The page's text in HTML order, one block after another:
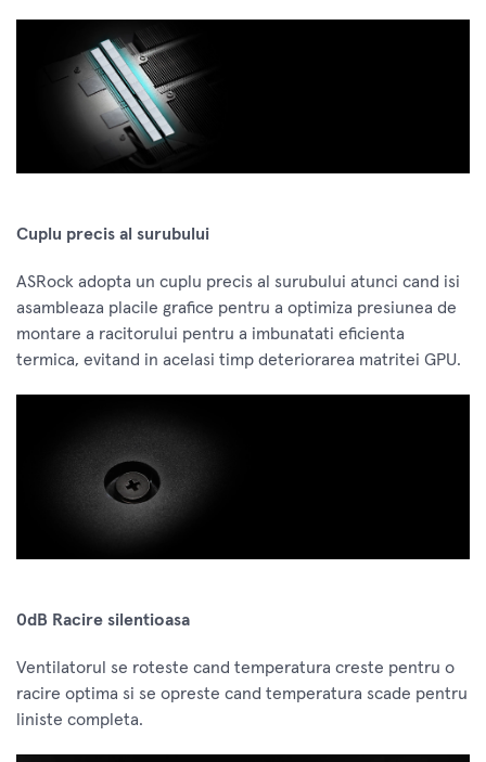
Cuplu precis al surubului
ASRock adopta un cuplu precis al surubului atunci cand isi
asambleaza placile grafice pentru a optimiza presiunea de
montare a racitorului pentru a imbunatati eficienta
termica, evitand in acelasi timp deteriorarea matritei GPU.
0dB Racire silentioasa
Ventilatorul se roteste cand temperatura creste pentru o
racire optima si se opreste cand temperatura scade pentru
liniste completa.